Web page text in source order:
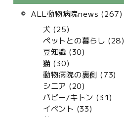
ALL動物病院news (267)
犬 (25)
ペットとの暮らし (28)
豆知識 (30)
猫 (30)
動物病院の裏側 (73)
シニア (20)
パピー/キトン (31)
イベント (33)